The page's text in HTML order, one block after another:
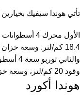
تأتي هوندا سيفيك
18.4 كم/لتر. وسعة خزان الوقود تبلغ 47 لتر.
وقود 20 كم/لتر، وسعة خزان الوقود تبلغ 47 لتر.
هوندا أكورد